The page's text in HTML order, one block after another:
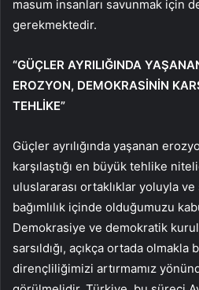
masum insanları savunmak için
gerekmektedir.
“GÜÇLER AYRILIĞINDA
EROZYON, DEMOKRASİNİN
TEHLİKE”
Güçler ayrılığında yaşanan
karşılaştığı en büyük tehlike
uluslararası ortaklıklar yoluyla ve
bağımlılık içinde olduğumuzu
Demokrasiye ve demokratik
sarsıldığı, açıkça ortada
dirençliliğimizi artırmamız